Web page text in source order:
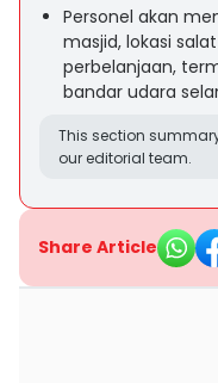
Personel akan
masjid, lokasi
perbelanjaan,
bandar udara
This section
our editorial team.
Share Article